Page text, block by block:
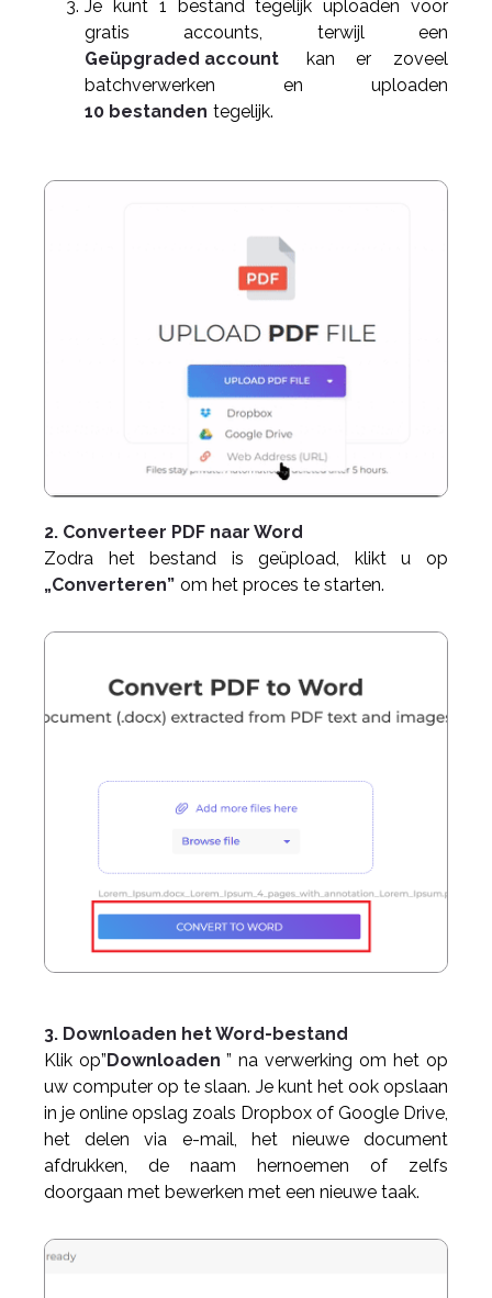
Je kunt 1 bestand tegelijk uploaden voor
gratis accounts, terwijl een
Geüpgraded account
kan er zoveel
batchverwerken en uploaden
10 bestanden tegelijk.
2. Converteer PDF naar Word
Zodra het bestand is geüpload, klikt u op
„Converteren” om het proces te starten.
3. Downloaden het Word-bestand
Klik op”Downloaden ” na verwerking om het op
uw computer op te slaan. Je kunt het ook opslaan
in je online opslag zoals Dropbox of Google Drive,
het delen via e-mail, het nieuwe document
afdrukken, de naam hernoemen of zelfs
doorgaan met bewerken met een nieuwe taak.